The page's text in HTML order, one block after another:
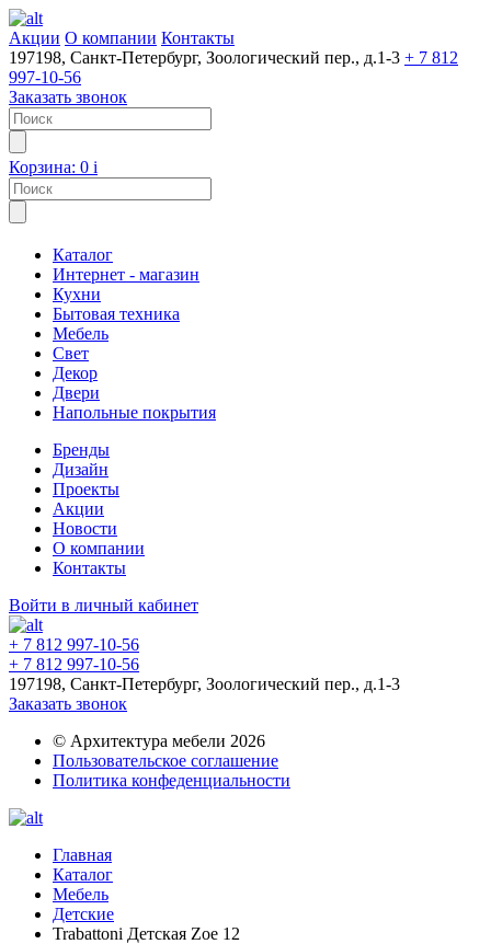
Акции О компании Контакты
197198, Санкт-Петербург, Зоологический пер., д.1-3 + 7 812
997-10-56
Заказать звонок
Корзина: 0 i
Каталог
Интернет - магазин
Кухни
Бытовая техника
Мебель
Свет
Декор
Двери
Напольные покрытия
Бренды
Дизайн
Проекты
Акции
Новости
О компании
Контакты
Войти в личный кабинет
+ 7 812 997-10-56
+ 7 812 997-10-56
197198, Санкт-Петербург, Зоологический пер., д.1-3
Заказать звонок
© Архитектура мебели 2026
Пользовательское соглашение
Политика конфеденциальности
Главная
Каталог
Мебель
Детские
Trabattoni Детская Zoe 12